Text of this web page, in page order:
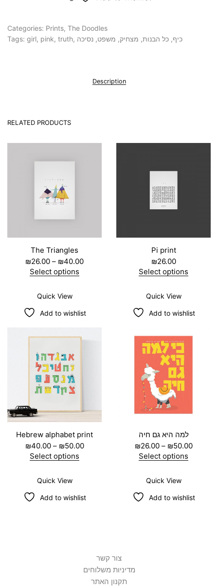
Categories: Prints, The Doodles
Tags: girl, pink, truth, כיף, כל הבנות, מצחיק, משפט, נסיכה
Description
RELATED PRODUCTS
The Triangles
₪26.00 – ₪40.00
Select options
Quick View
Add to wishlist
Pi print
₪26.00
Select options
Quick View
Add to wishlist
Hebrew alphabet print
₪40.00 – ₪50.00
Select options
Quick View
Add to wishlist
למה היא גם חיה
₪26.00 – ₪50.00
Select options
Quick View
Add to wishlist
צור קשר
מדיניות משלוחים
תקנון האתר